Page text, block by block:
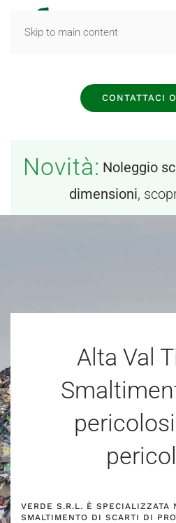
Skip to main content
CONTATTACI
Novità: Noleggio
dimensioni,
Alta Val
VERDE S.R.L. È SPECIALIZZATA
SMALTIMENTO DI SCARTI DI